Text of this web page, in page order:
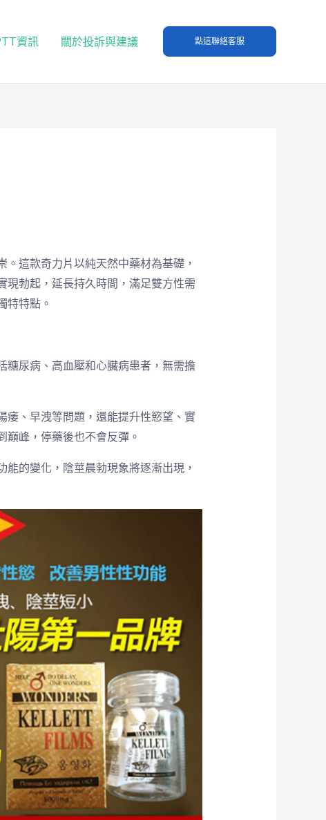
資訊 關於投訴與建議 點這聯絡客服
這款奇力片以純天然中藥材為基礎，
現勃起，延長持久時間，滿足雙方性需
特特點。
糖尿病、高血壓和心臟病患者，無需擔
痿、早洩等問題，還能提升性慾望、實
峰，停藥後也不會反彈。
的變化，陰莖晨勃現象將逐漸出現，